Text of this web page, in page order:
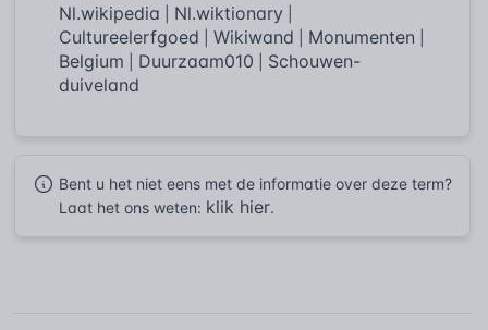
Nl.wikipedia Nl.wiktionary
Cultureelerfgoed Wikiwand Monumenten
Belgium Duurzaam010
Schouwen-
duiveland
Bent u het niet eens met de informatie over deze term?
Laat het ons weten: klik hier.